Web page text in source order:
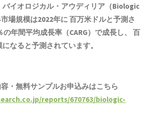
バイオロジカル・アウディリア（Biologic
場規模は2022年に 百万米ドルと予測さ
年間平均成長率（CARG）で成長し、 百
なると予測されています。
・無料サンプルお申込みはこちら
reports/670763/biologic-